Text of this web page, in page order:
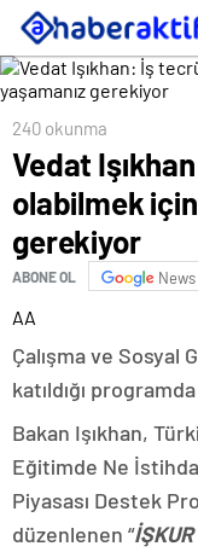
gerekiyor
240 okunma
Vedat
olabilmek
gerekiyor
ABONE OL News
AA
Çalışma ve Sosyal
katıldığı
Bakan Işıkhan,
Eğitimde Ne
Piyasası Destek
düzenlenen “